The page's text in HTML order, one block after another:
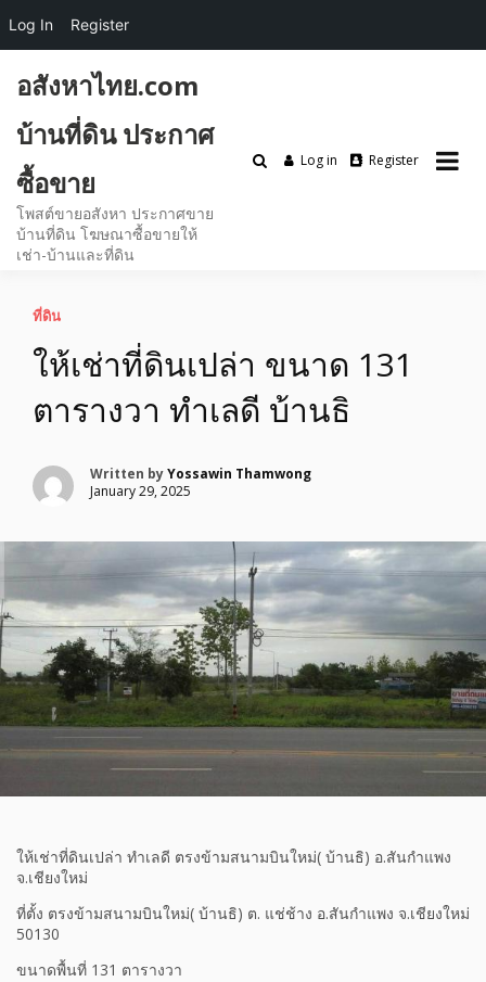
content
อสังหาไทย.com
บ้านที่ดิน ประกาศ
ซื้อขาย
โพสต์ขายอสังหา ประกาศขาย
บ้านที่ดิน โฆษณาซื้อขายให้
เช่า-บ้านและที่ดิน
Log in Register
ที่ดิน
ให้เช่าที่ดินเปล่า ขนาด 131
ตารางวา ทำเลดี บ้านธิ
Written byYossawin Thamwong
January 29, 2025
ให้เช่าที่ดินเปล่า ทำเลดี ตรงข้ามสนามบินใหม่( บ้านธิ) อ.สันกำแพง
จ.เชียงใหม่
ที่ตั้ง ตรงข้ามสนามบินใหม่( บ้านธิ) ต. แช่ช้าง อ.สันกำแพง จ.เชียงใหม่
50130
ขนาดพื้นที่ 131 ตารางวา
Log In Register